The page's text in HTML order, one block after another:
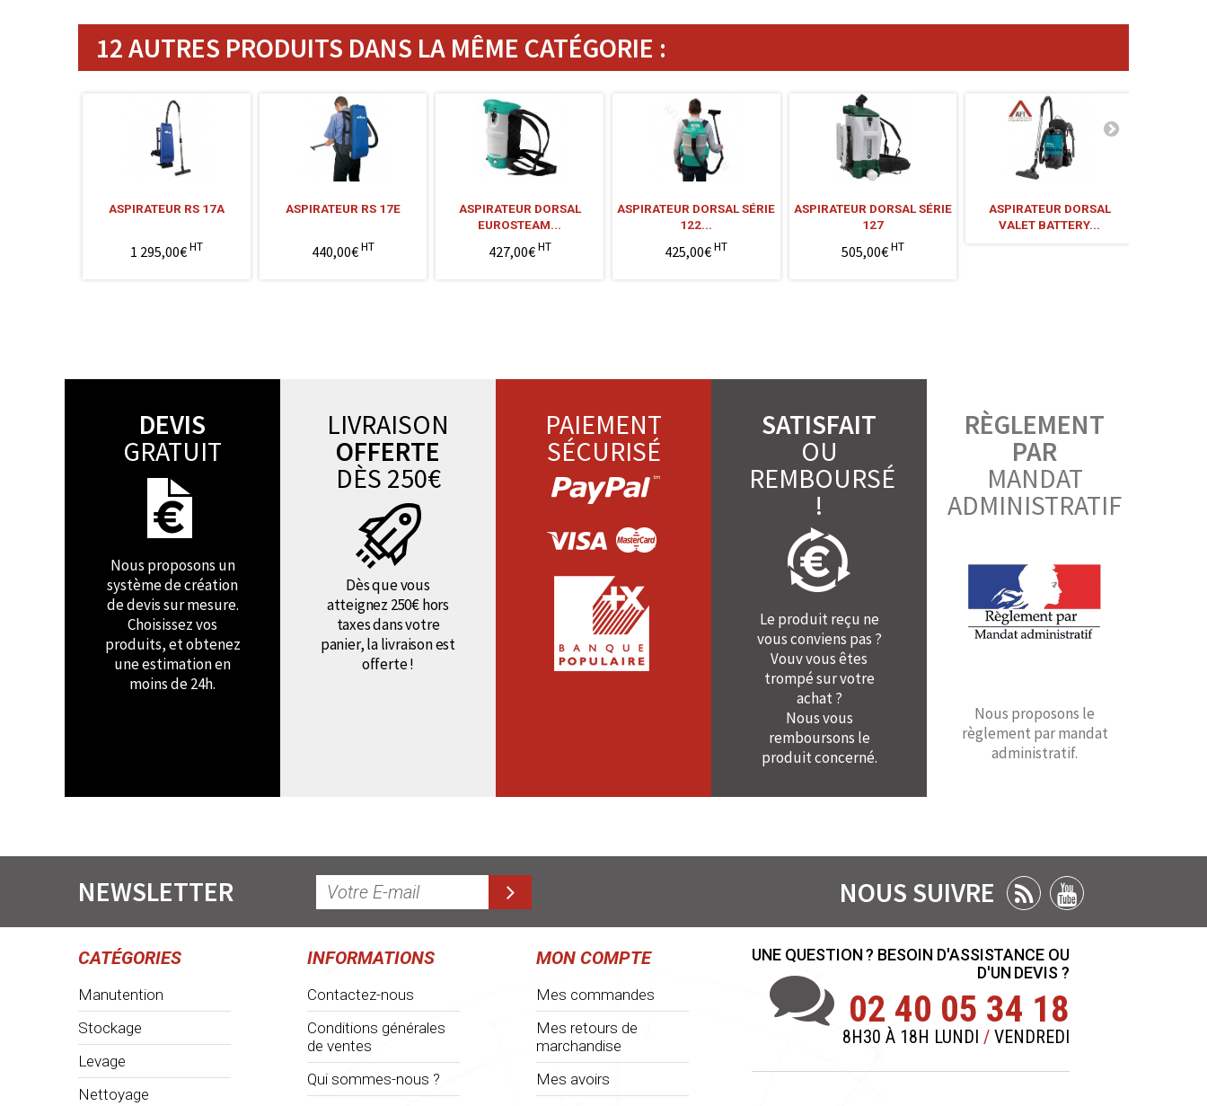
12 AUTRES PRODUITS DANS LA MÊME CATÉGORIE :
ASPIRATEUR RS 17A
1 295,00€HT
ASPIRATEUR RS 17E
440,00€HT
ASPIRATEUR DORSAL
EUROSTEAM...
427,00€HT
ASPIRATEUR DORSAL SÉRIE
122...
425,00€HT
ASPIRATEUR DORSAL SÉRIE
127
505,00€HT
ASPIRATEUR DORSAL
VALET BATTERY...
DEVIS
GRATUIT
Nous proposons un
système de création
de devis sur mesure.
Choisissez vos
produits, et obtenez
une estimation en
moins de 24h.
LIVRAISON
OFFERTE
DÈS 250€
Dès que vous
atteignez 250€ hors
taxes dans votre
panier, la livraison est
offerte !
PAIEMENT
SÉCURISÉ
SATISFAIT
OU
REMBOURSÉ
!
Le produit reçu ne
vous conviens pas ?
Vouv vous êtes
trompé sur votre
achat ?
Nous vous
remboursons le
produit concerné.
RÈGLEMENT
PAR
MANDAT
ADMINISTRATIF
Nous proposons le
règlement par mandat
administratif.
NEWSLETTER NOUS SUIVRE
CATÉGORIES
Manutention
Stockage
Levage
Nettoyage
INFORMATIONS
Contactez-nous
Conditions générales
de ventes
Qui sommes-nous ?
MON COMPTE
Mes commandes
Mes retours de
marchandise
Mes avoirs
UNE QUESTION ? BESOIN D'ASSISTANCE OU
D'UN DEVIS ?
02 40 05 34 18
8H30 À 18H LUNDI / VENDREDI